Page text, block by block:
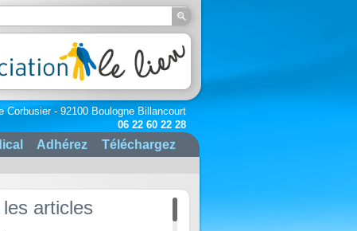
Corbusier - 92100 Boulogne Billancourt
06 22 60 22 28
Adhérez Téléchargez
les articles